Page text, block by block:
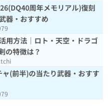
周年メモリアル)復刻
器・おすすめ
用方法｜ロト・天空・ドラゴ
の特徴は？
(前半)の当たり武器・おすす